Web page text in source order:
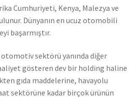
Cumhuriyeti, Kenya, Malezya ve
Dünyanın en ucuz otomobili
başarmıştır.
sektörü yanında diğer
gösteren dev bir holding haline
gıda maddelerine, havayolu
sektörüne kadar birçok ürünün